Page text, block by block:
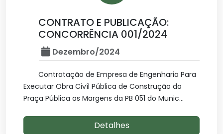
CONTRATO E PUBLICAÇÃO:
CONCORRÊNCIA 001/2024
Dezembro/2024
Contratação de Empresa de Engenharia Para
Executar Obra Civíl Pública de Construção da
Praça Pública as Margens da PB 051 do Munic...
Detalhes